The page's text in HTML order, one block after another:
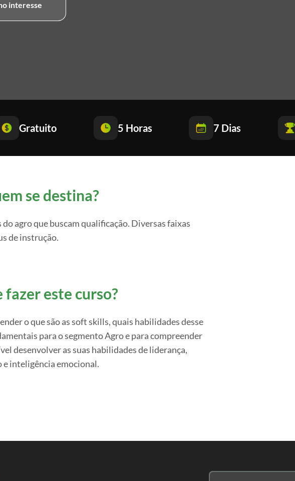
interesse
Gratuito 5 Horas 7 Dias
se destina?
agro que buscam qualificação. Diversas faixas
de instrução.
fazer este curso?
o que são as soft skills, quais habilidades desse
para o segmento Agro e para compreender
desenvolver as suas habilidades de liderança,
e inteligência emocional.